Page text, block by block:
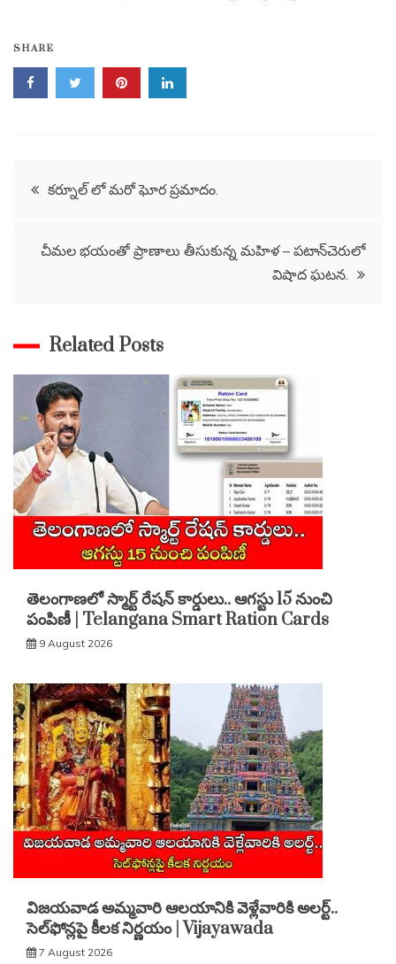
SHARE
Post
కర్నూల్ లో మరో ఘోర ప్రమాదం.
చీమల భయంతో ప్రాణాలు తీసుకున్న మహిళ – పటాన్‌చెరులో
విషాద ఘటన.
Related Posts
తెలంగాణలో స్మార్ట్ రేషన్ కార్డులు.. ఆగస్టు 15 నుంచి
పంపిణీ | Telangana Smart Ration Cards
9 August 2026
విజయవాడ అమ్మవారి ఆలయానికి వెళ్లేవారికి అలర్ట్..
సెల్‌ఫోన్లపై కీలక నిర్ణయం | Vijayawada
7 August 2026